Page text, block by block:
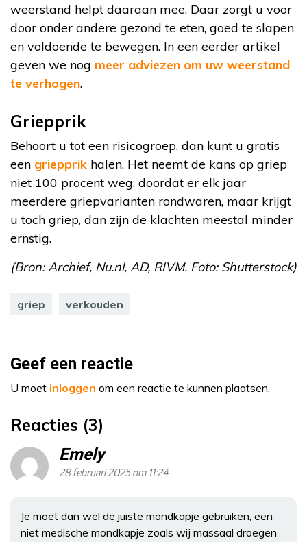
weerstand helpt daaraan mee. Daar zorgt u voor
door onder andere gezond te eten, goed te slapen
en voldoende te bewegen. In een eerder artikel
geven we nog meer adviezen om uw weerstand
te verhogen.
Griepprik
Behoort u tot een risicogroep, dan kunt u gratis
een griepprik halen. Het neemt de kans op griep
niet 100 procent weg, doordat er elk jaar
meerdere griepvarianten rondwaren, maar krijgt
u toch griep, dan zijn de klachten meestal minder
ernstig.
(Bron: Archief, Nu.nl, AD, RIVM. Foto: Shutterstock)
griep verkouden
Geef een reactie
U moet inloggen om een reactie te kunnen plaatsen.
Reacties (3)
Emely
28 februari 2025 om 11:24
Je moet dan wel de juiste mondkapje gebruiken, een
niet medische mondkapje zoals wij massaal droegen